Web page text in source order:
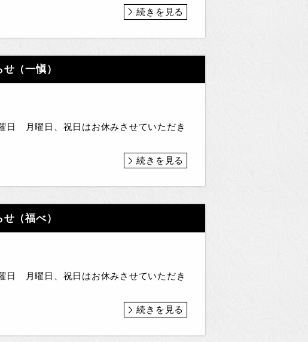
続きを見る
（一愼）
日 月曜日、祝日はお休みさせていただき
続きを見る
（福べ）
日 月曜日、祝日はお休みさせていただき
続きを見る